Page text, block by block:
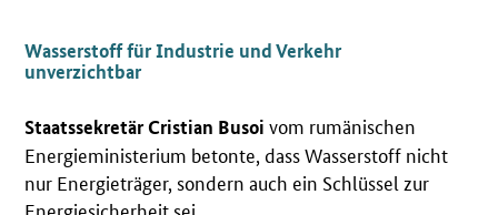
Wasserstoff für Industrie und Verkehr
unverzichtbar
Staatssekretär Cristian Busoi vom rumänischen
Energieministerium betonte, dass Wasserstoff nicht
nur Energieträger, sondern auch ein Schlüssel zur
Energiesicherheit sei.